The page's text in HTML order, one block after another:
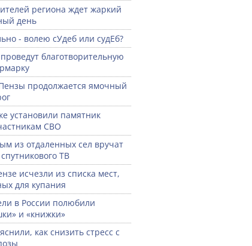
региона ждет жаркий
день
- волею сУдеб или судЕб?
благотворительную
продолжается ямочный
установили памятник
СВО
из отдаленных сел вручат
ТВ
исчезли из списка мест,
для купания
в России полюбили
и «книжки»
как снизить стресс с